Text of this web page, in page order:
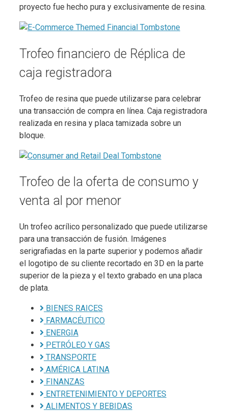
proyecto fue hecho pura y exclusivamente de resina.
Trofeo financiero de Réplica de
caja registradora
Trofeo de resina que puede utilizarse para celebrar
una transacción de compra en línea. Caja registradora
realizada en resina y placa tamizada sobre un
bloque.
Trofeo de la oferta de consumo y
venta al por menor
Un trofeo acrílico personalizado que puede utilizarse
para una transacción de fusión. Imágenes
serigrafiadas en la parte superior y podemos añadir
el logotipo de su cliente recortado en 3D en la parte
superior de la pieza y el texto grabado en una placa
de plata.
BIENES RAICES
FARMACÉUTICO
ENERGIA
PETRÓLEO Y GAS
TRANSPORTE
AMÉRICA LATINA
FINANZAS
ENTRETENIMIENTO Y DEPORTES
ALIMENTOS Y BEBIDAS